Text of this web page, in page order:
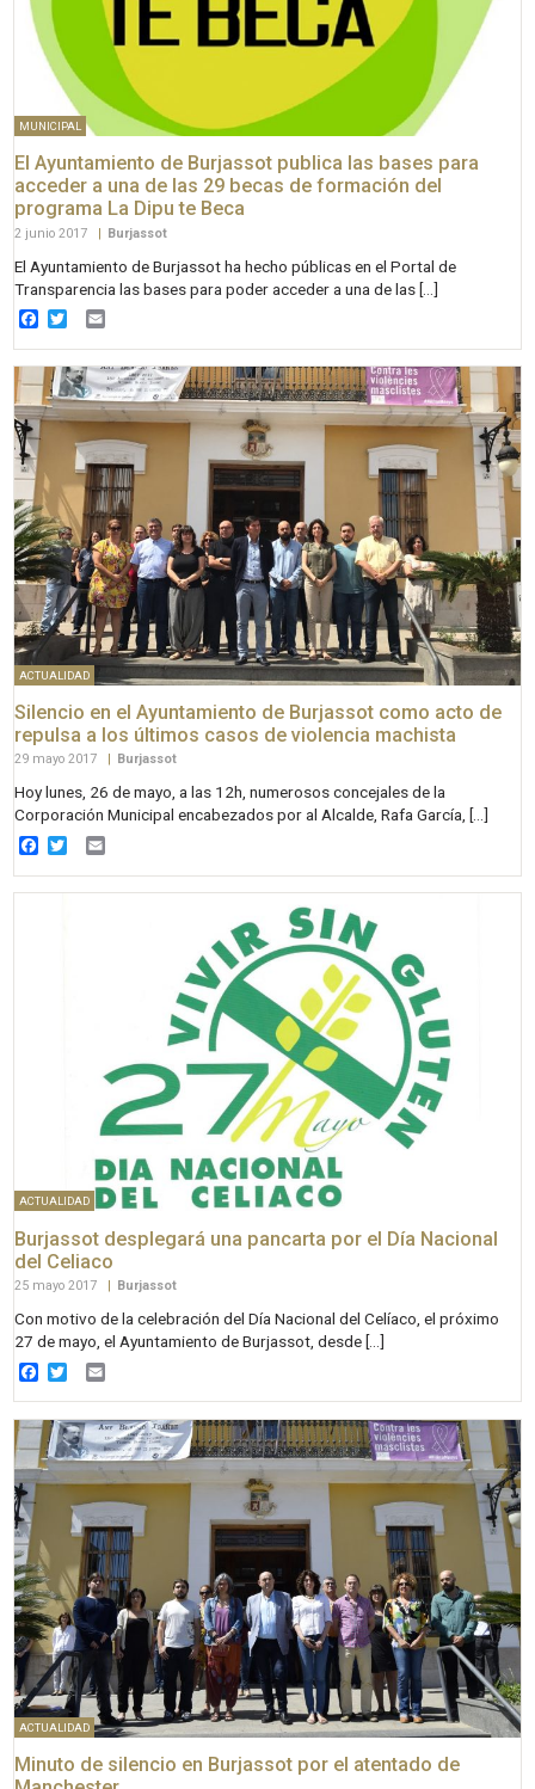
MUNICIPAL
El Ayuntamiento de Burjassot publica las bases para
acceder a una de las 29 becas de formación del
programa La Dipu te Beca
2 junio 2017 | Burjassot
El Ayuntamiento de Burjassot ha hecho públicas en el Portal de
Transparencia las bases para poder acceder a una de las […]
Facebook
Twitter
ACTUALIDAD
Silencio en el Ayuntamiento de Burjassot como acto de
repulsa a los últimos casos de violencia machista
29 mayo 2017 Burjassot
Hoy lunes, 26 de mayo, a las 12h, numerosos concejales de la
Corporación Municipal encabezados por al Alcalde, Rafa García, […]
Facebook
Twitter
ACTUALIDAD
Burjassot desplegará una pancarta por el Día Nacional
del Celiaco
25 mayo 2017 | Burjassot
Con motivo de la celebración del Día Nacional del Celíaco, el próximo
27 de mayo, el Ayuntamiento de Burjassot, desde […]
Facebook
Twitter
ACTUALIDAD
Minuto de silencio en Burjassot por el atentado de